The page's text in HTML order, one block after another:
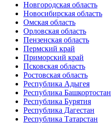
Новгородская область
Новосибирская область
Омская область
Орловская область
Пензенская область
Пермский край
Приморский край
Псковская область
Ростовская область
Республика Адыгея
Республика Башкортостан
Республика Бурятия
Республика Дагестан
Республика Татарстан